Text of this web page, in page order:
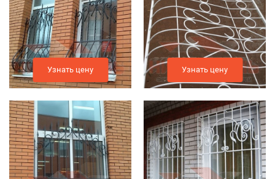
Узнать цену Узнать цену